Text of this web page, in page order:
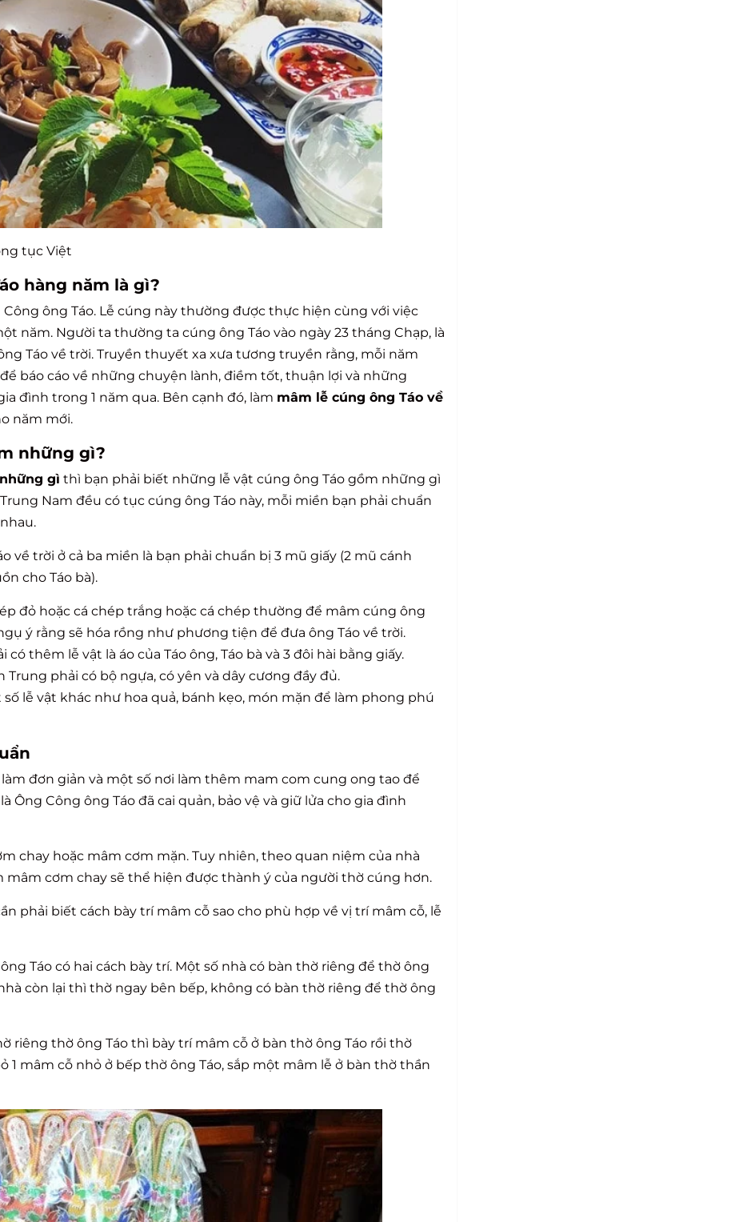
tục Việt
hàng năm là gì?
ông Táo. Lễ cúng này thường được thực hiện cùng với việc
năm. Người ta thường ta cúng ông Táo vào ngày 23 tháng Chạp, là
Táo về trời. Truyền thuyết xa xưa tương truyền rằng, mỗi năm
báo cáo về những chuyện lành, điềm tốt, thuận lợi và những
đình trong 1 năm qua. Bên cạnh đó, làm mâm lễ cúng ông Táo về
năm mới.
những gì?
gì thì bạn phải biết những lễ vật cúng ông Táo gồm những gì
Nam đều có tục cúng ông Táo này, mỗi miền bạn phải chuẩn
về trời ở cả ba miền là bạn phải chuẩn bị 3 mũ giấy (2 mũ cánh
cho Táo bà).
đỏ hoặc cá chép trắng hoặc cá chép thường để mâm cúng ông
ý rằng sẽ hóa rồng như phương tiện để đưa ông Táo về trời.
thêm lễ vật là áo của Táo ông, Táo bà và 3 đôi hài bằng giấy.
Trung phải có bộ ngựa, có yên và dây cương đầy đủ.
lễ vật khác như hoa quả, bánh kẹo, món mặn để làm phong phú
đơn giản và một số nơi làm thêm mam com cung ong tao để
Công ông Táo đã cai quản, bảo vệ và giữ lửa cho gia đình
chay hoặc mâm cơm mặn. Tuy nhiên, theo quan niệm của nhà
mâm cơm chay sẽ thể hiện được thành ý của người thờ cúng hơn.
phải biết cách bày trí mâm cỗ sao cho phù hợp về vị trí mâm cỗ, lễ
Táo có hai cách bày trí. Một số nhà có bàn thờ riêng để thờ ông
còn lại thì thờ ngay bên bếp, không có bàn thờ riêng để thờ ông
riêng thờ ông Táo thì bày trí mâm cỗ ở bàn thờ ông Táo rồi thờ
mâm cỗ nhỏ ở bếp thờ ông Táo, sắp một mâm lễ ở bàn thờ thần